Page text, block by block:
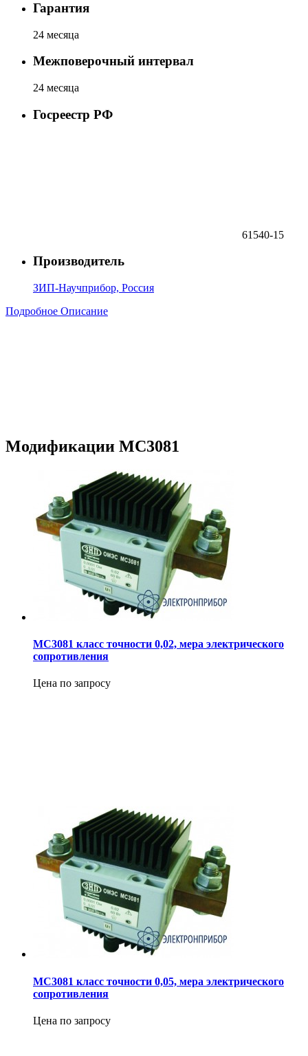
Гарантия
24 месяца
Межповерочный интервал
24 месяца
Госреестр РФ
61540-15
Производитель
ЗИП-Научприбор, Россия
Подробное Описание
Модификации МС3081
МС3081 класс точности 0,02, мера электрического
сопротивления
Цена по запросу
МС3081 класс точности 0,05, мера электрического
сопротивления
Цена по запросу